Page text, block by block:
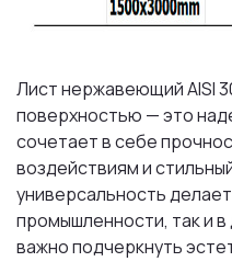
Лист нержавеющий AISI
поверхностью — это
сочетает в себе
воздействиям и
универсальность
промышленности, так и в
важно подчеркнуть